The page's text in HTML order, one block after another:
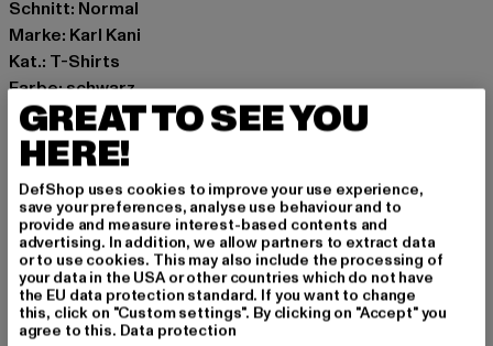
Schnitt: Normal
Marke: Karl Kani
Kat.: T-Shirts
Farbe: schwarz
Hersteller Farbe: black
Materialzusammensetzung: 100% Baumwolle
Art.Nr: 6069027-00007
Hersteller: Urban Styles Agency GmbH & Co. KG |
agentur@urbanstylesagency.com
Schanzenstraße 41 | 51063 Köln | DE
GREAT TO SEE YOU
HERE!
DefShop uses cookies to improve your use experience,
save your preferences, analyse use behaviour and to
provide and measure interest-based contents and
advertising. In addition, we allow partners to extract data
or to use cookies. This may also include the processing of
your data in the USA or other countries which do not have
the EU data protection standard. If you want to change
this, click on "Custom settings". By clicking on "Accept" you
agree to this. Data protection